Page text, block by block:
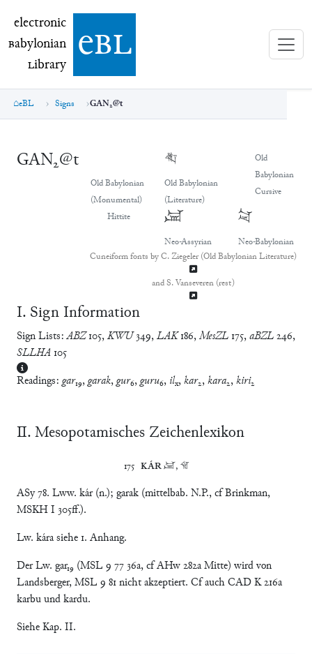
electronic Babylonian Library (eBL)
electronic
Babylonian
Library ebl
eBL Signs GAN₂@t
GAN₂@t
Old Babylonian
(Monumental)
𒃸
Old Babylonian
(Literature)
Old
Babylonian
Cursive
Hittite 𒃸
Neo-Assyrian
𒃸
Neo-Babylonian
Cuneiform fonts by C. Ziegeler (Old Babylonian Literature)
and S. Vanseveren (rest)
Ⅰ. Sign Information
Sign Lists: ABZ 105,KWU 349,LAK 186,MesZL 175,aBZL246,
SLLHA 105
Readings:gar₁₉,garak,gur₆,guru₆, ilx,kar₂,kara₂,kiri₂
Ⅱ. Mesopotamisches Zeichenlexikon
175 KÁR 𒃸, 􀁆
ASy 78. Lww. kár (n.); garak (mittelbab. N.P., cf Brinkman,
MSKH I 305ff.).
Lw. kára siehe 1. Anhang.
Der Lw. gar₁₉ (MSL 9 77 36a, cf AHw 282a Mitte) wird von
Landsberger, MSL 9 81 nicht akzeptiert. Cf auch CAD K 216a
karbu und kardu.
Siehe Kap. II.